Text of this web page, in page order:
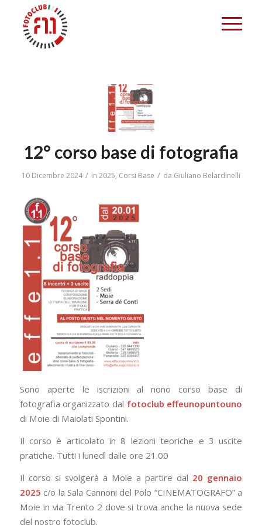
12° corso base di fotografia
10 Dicembre 2024 / in 2025, Corsi Base / da Giuliano Belardinelli
Sono aperte le iscrizioni al nono corso base di
fotografia organizzato dal fotoclub effeunopuntouno
di Moie di Maiolati Spontini.
Il corso è articolato in 8 lezioni teoriche e 3 uscite
pratiche. Tutti i lunedì dalle ore 21.00
Il corso si svolgerà a Moie a partire dal 20 gennaio
2025c/o la Sala Cannoni del Polo “CINEMATOGRAFO” a
Moie in via Trento 2 dove si trova anche la nuova sede
del nostro fotoclub.